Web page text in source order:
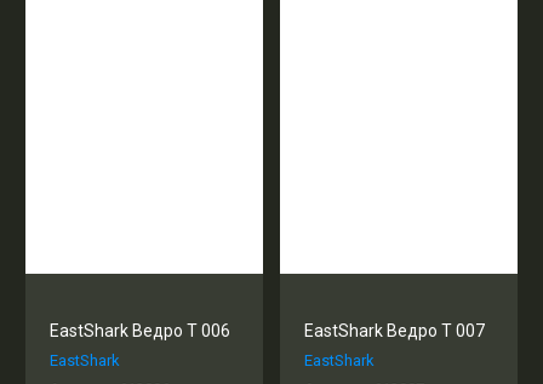
EastShark Ведро T 006
EastShark
EastShark Ведро T 007
EastShark